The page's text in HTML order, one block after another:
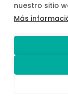
nuestro sitio
Más
20